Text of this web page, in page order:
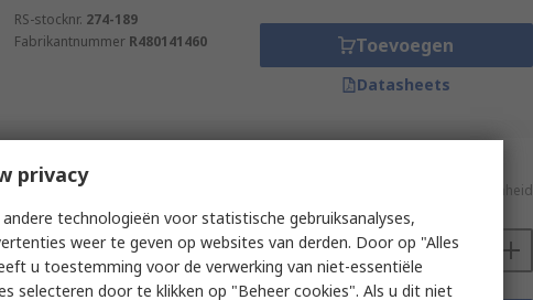
RS-stocknr. 274-189
Fabrikantnummer R480141460 Toevoegen
Datasheets
Op voorraad
EMERSON – AVENTICS Rodless
Pneumatic Cylinder 32mm
Bore 250 mm
RS-stocknr.255-3628
€ 984,70/eenheid
Aantal
privacy
technologieën voor statistische gebruiksanalyses,
weer te geven op websites van derden. Door op "Alles
u toestemming voor de verwerking van niet-essentiële
selecteren door te klikken op "Beheer cookies". Als u dit niet